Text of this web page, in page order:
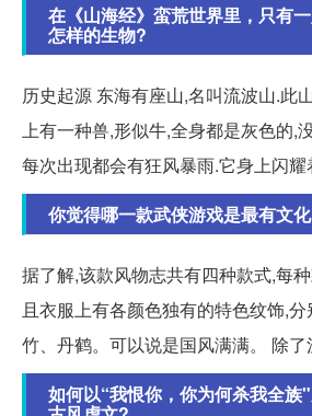
在《山海经》蛮荒世界里，只有
怎样的生物?
历史起源 东海有座山,名叫流波山.此
上有一种兽,形似牛,全身都是灰色的,
每次出现都会有狂风暴雨.它身上闪耀
你觉得哪一款武侠游戏是最有文
据了解,该款风物志共有四种款式,每
且衣服上有各颜色独有的特色纹饰,
竹、丹鹤。可以说是国风满满。 除了
如何以“我恨你，你为何杀我全族